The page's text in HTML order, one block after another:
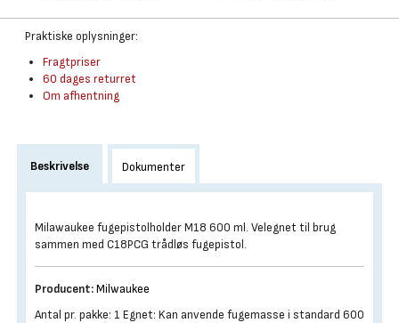
Praktiske oplysninger:
Fragtpriser
60 dages returret
Om afhentning
Beskrivelse Dokumenter
Milawaukee fugepistolholder M18 600 ml. Velegnet til brug
sammen med C18PCG trådløs fugepistol.
Producent:Milwaukee
Antal pr. pakke: 1 Egnet: Kan anvende fugemasse i standard 600